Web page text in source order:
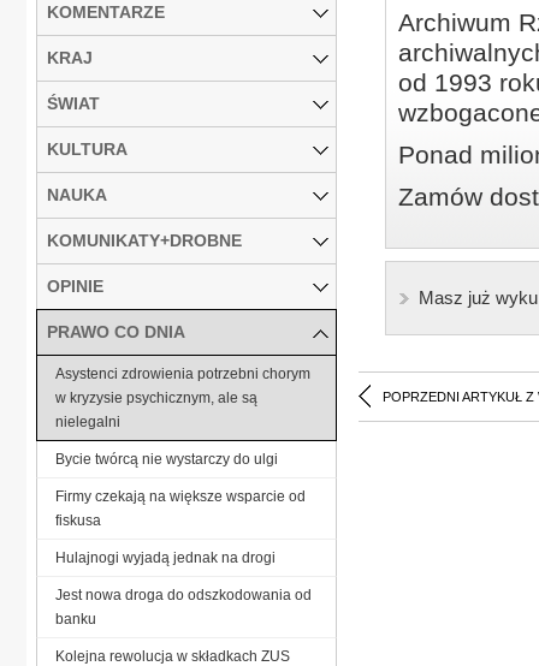
Archiwum
od 1993
Ponad
Zamów
Masz już
POPRZEDNI ARTYKUŁ Z
KOMENTARZE
KRAJ
ŚWIAT
KULTURA
NAUKA
KOMUNIKATY+DROBNE
OPINIE
PRAWO CO DNIA
Asystenci zdrowienia potrzebni chorym
w kryzysie psychicznym, ale są
nielegalni
Bycie twórcą nie wystarczy do ulgi
Firmy czekają na większe wsparcie od
fiskusa
Hulajnogi wyjadą jednak na drogi
Jest nowa droga do odszkodowania od
banku
Kolejna rewolucja w składkach ZUS